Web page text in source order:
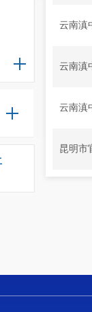
云南滇
云南滇
云南滇
昆明市